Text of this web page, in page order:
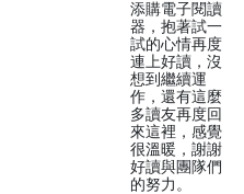
添購電子閱讀
器，抱著試一
試的心情再度
連上好讀，沒
想到繼續運
作，還有這麼
多讀友再度回
來這裡，感覺
很溫暖，謝謝
好讀與團隊們
的努力。